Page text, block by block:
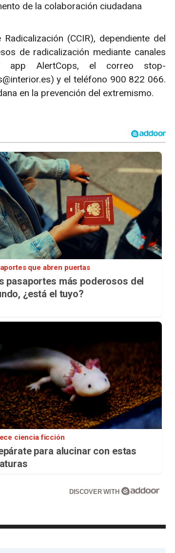
de la colaboración ciudadana
(CCIR), dependiente del
de radicalización mediante canales
app AlertCops, el correo stop-
y el teléfono 900 822 066.
en la prevención del extremismo.
que abren puertas
pasaportes más poderosos del
¿está el tuyo?
ciencia ficción
para alucinar con estas
DISCOVER WITH